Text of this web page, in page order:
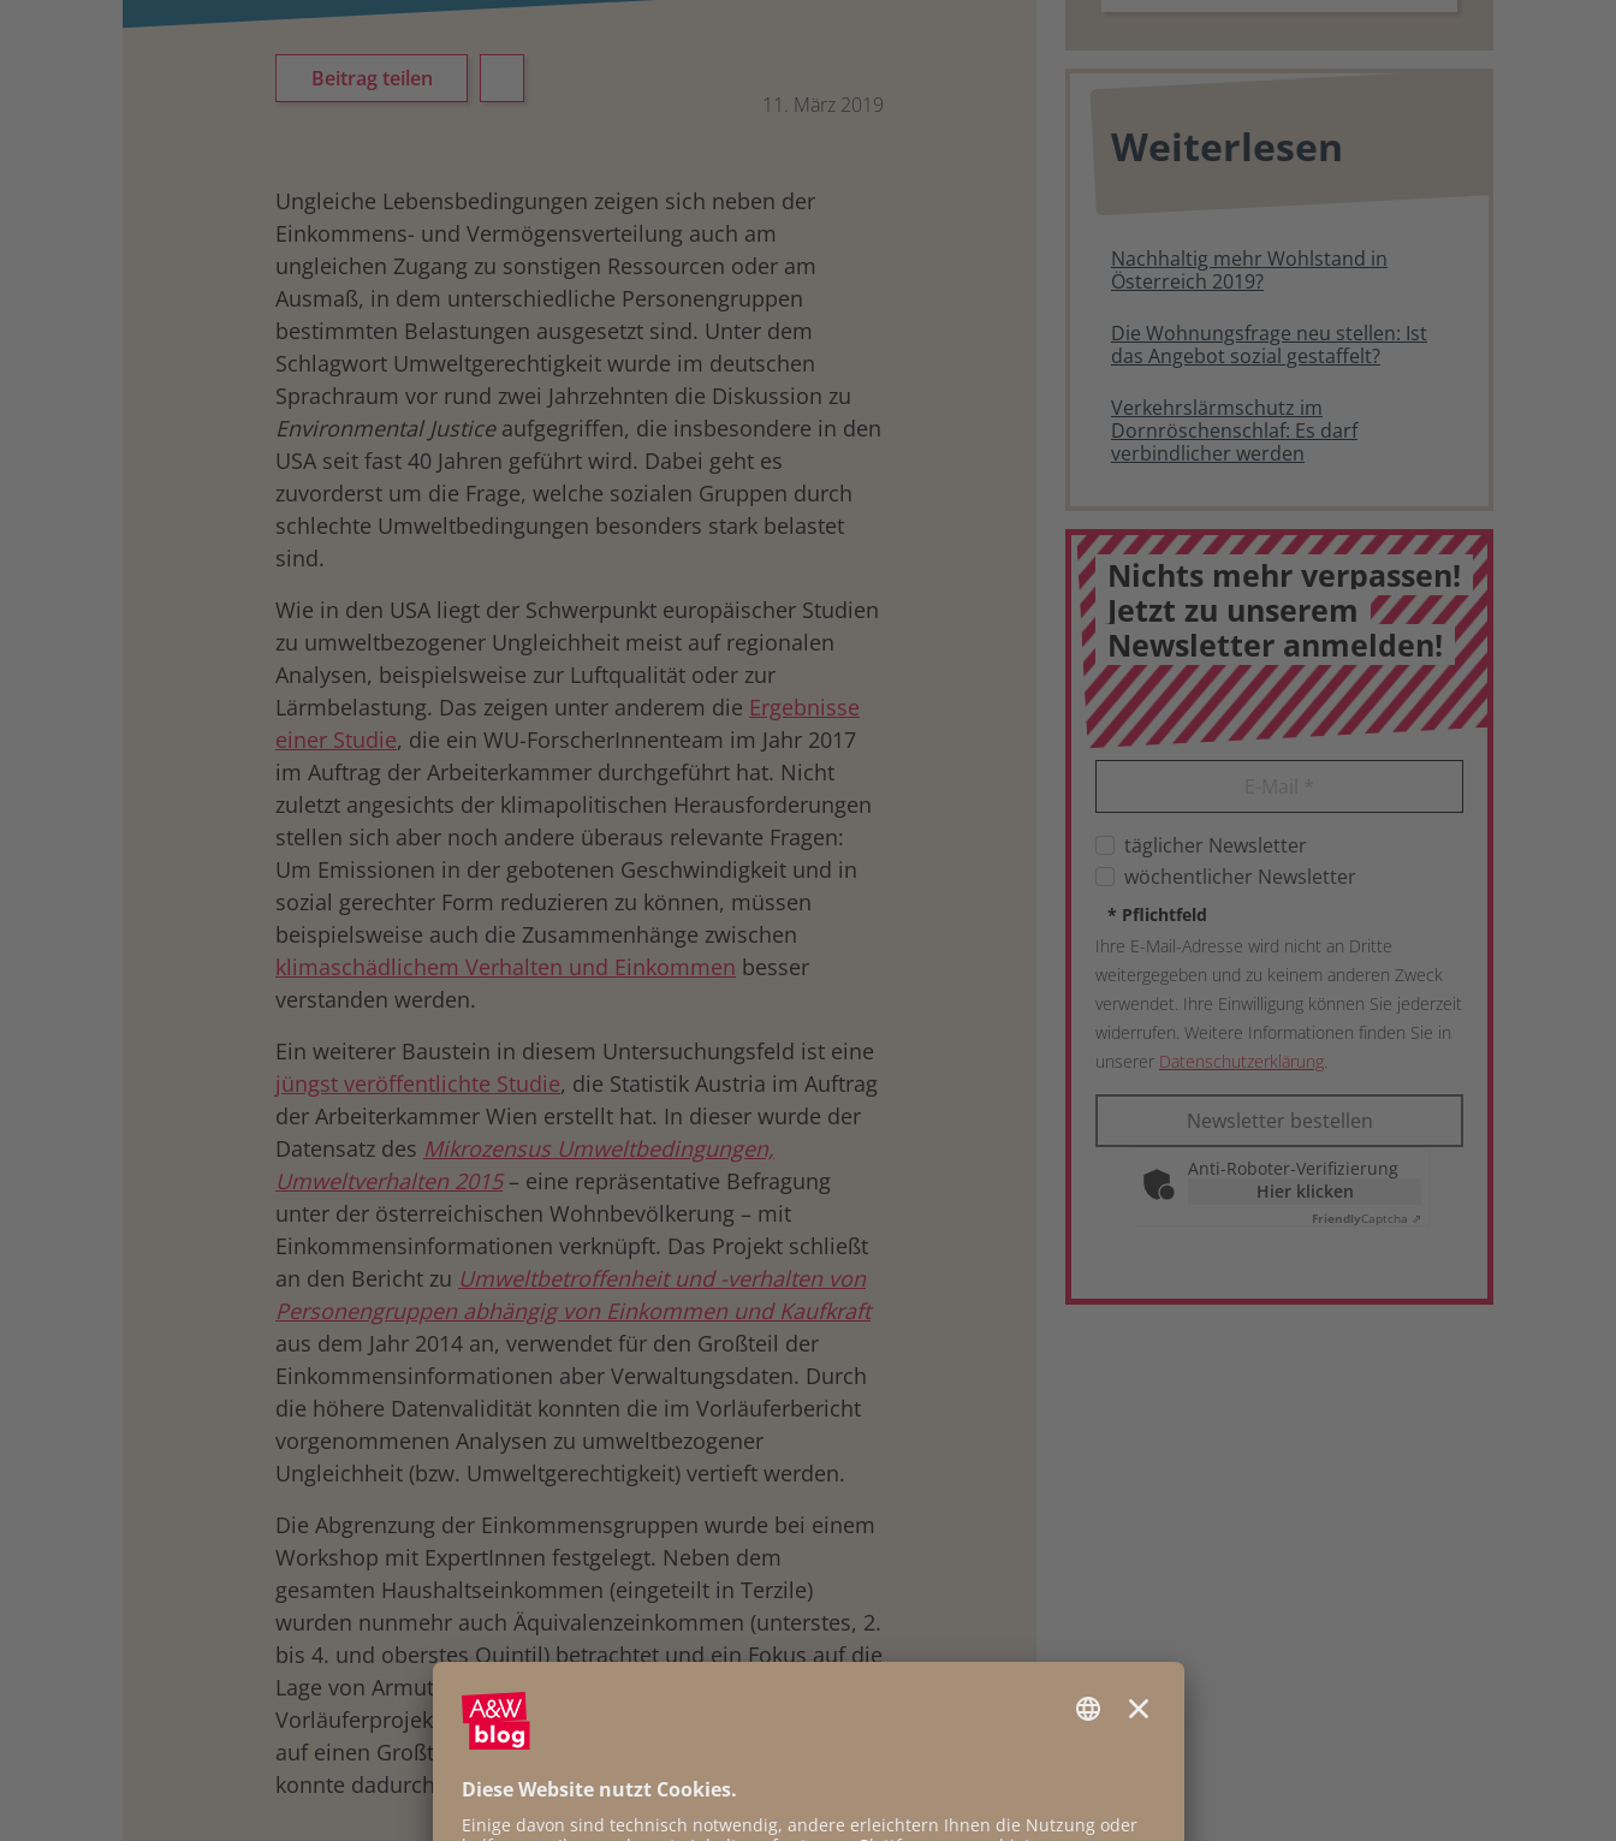
Beitrag teilen
11. März 2019
Ungleiche Lebensbedingungen zeigen sich neben der
Einkommens- und Vermögensverteilung auch am
ungleichen Zugang zu sonstigen Ressourcen oder am
Ausmaß, in dem unterschiedliche Personengruppen
bestimmten Belastungen ausgesetzt sind. Unter dem
Schlagwort Umweltgerechtigkeit wurde im deutschen
Sprachraum vor rund zwei Jahrzehnten die Diskussion zu
Environmental Justiceaufgegriffen, die insbesondere in den
USA seit fast 40 Jahren geführt wird. Dabei geht es
zuvorderst um die Frage, welche sozialen Gruppen durch
schlechte Umweltbedingungen besonders stark belastet
sind.
Wie in den USA liegt der Schwerpunkt europäischer Studien
zu umweltbezogener Ungleichheit meist auf regionalen
Analysen, beispielsweise zur Luftqualität oder zur
Lärmbelastung. Das zeigen unter anderem die Ergebnisse
einer Studie, die ein WU-ForscherInnenteam im Jahr 2017
im Auftrag der Arbeiterkammer durchgeführt hat. Nicht
zuletzt angesichts der klimapolitischen Herausforderungen
stellen sich aber noch andere überaus relevante Fragen:
Um Emissionen in der gebotenen Geschwindigkeit und in
sozial gerechter Form reduzieren zu können, müssen
beispielsweise auch die Zusammenhänge zwischen
klimaschädlichem Verhalten und Einkommen besser
verstanden werden.
Ein weiterer Baustein in diesem Untersuchungsfeld ist eine
jüngst veröffentlichte Studie, die Statistik Austria im Auftrag
der Arbeiterkammer Wien erstellt hat. In dieser wurde der
Datensatz des Mikrozensus Umweltbedingungen,
Umweltverhalten 2015– eine repräsentative Befragung
unter der österreichischen Wohnbevölkerung – mit
Einkommensinformationen verknüpft. Das Projekt schließt
an den Bericht zu Umweltbetroffenheit und -verhalten von
Personengruppen abhängig von Einkommen und Kaufkraft
aus dem Jahr 2014 an, verwendet für den Großteil der
Einkommensinformationen aber Verwaltungsdaten. Durch
die höhere Datenvalidität konnten die im Vorläuferbericht
vorgenommenen Analysen zu umweltbezogener
Ungleichheit (bzw. Umweltgerechtigkeit) vertieft werden.
Die Abgrenzung der Einkommensgruppen wurde bei einem
Workshop mit ExpertInnen festgelegt. Neben dem
gesamten Haushaltseinkommen (eingeteilt in Terzile)
wurden nunmehr auch Äquivalenzeinkommen (unterstes, 2.
bis 4. und oberstes Quintil) betrachtet und ein Fokus auf die
Lage von Armutsgefährdeten gelegt. Der im
Vorläuferprojekt nachgewiesene Einfluss des Einkommens
auf einen Großteil der Variablen des
konnte dadurch weiter statistisch abgesichert werden.
Weiterlesen
Nachhaltig mehr Wohlstand in
Österreich 2019?
Die Wohnungsfrage neu stellen: Ist
das Angebot sozial gestaffelt?
Verkehrslärmschutz im
Dornröschenschlaf: Es darf
verbindlicher werden
Nichts mehr verpassen!
Jetzt zu unserem
Newsletter anmelden!
täglicher Newsletter
wöchentlicher Newsletter
* Pflichtfeld
Ihre E-Mail-Adresse wird nicht an Dritte
weitergegeben und zu keinem anderen Zweck
verwendet. Ihre Einwilligung können Sie jederzeit
widerrufen. Weitere Informationen finden Sie in
unserer Datenschutzerklärung.
Newsletter bestellen
Anti-Roboter-Verifizierung
Hier klicken
FriendlyCaptcha ⇗